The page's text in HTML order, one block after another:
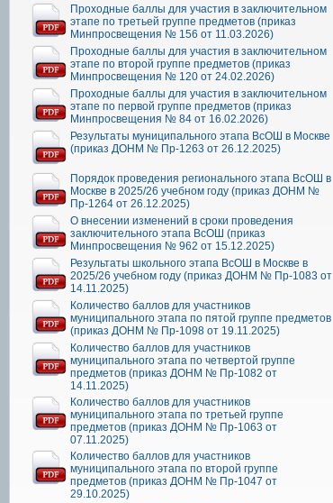
Проходные баллы для участия в заключительном
этапе по третьей группе предметов (приказ
Минпросвещения № 156 от 11.03.2026)
Проходные баллы для участия в заключительном
этапе по второй группе предметов (приказ
Минпросвещения № 120 от 24.02.2026)
Проходные баллы для участия в заключительном
этапе по первой группе предметов (приказ
Минпросвещения № 84 от 16.02.2026)
Результаты муниципального этапа ВсОШ в Москве
(приказ ДОНМ № Пр-1263 от 26.12.2025)
Порядок проведения регионального этапа ВсОШ в
Москве в 2025/26 учебном году (приказ ДОНМ №
Пр-1264 от 26.12.2025)
О внесении изменений в сроки проведения
заключительного этапа ВсОШ (приказ
Минпросвещения № 962 от 15.12.2025)
Результаты школьного этапа ВсОШ в Москве в
2025/26 учебном году (приказ ДОНМ № Пр-1083 от
14.11.2025)
Количество баллов для участников
муниципального этапа по пятой группе предметов
(приказ ДОНМ № Пр-1098 от 19.11.2025)
Количество баллов для участников
муниципального этапа по четвертой группе
предметов (приказ ДОНМ № Пр-1082 от
14.11.2025)
Количество баллов для участников
муниципального этапа по третьей группе
предметов (приказ ДОНМ № Пр-1063 от
07.11.2025)
Количество баллов для участников
муниципального этапа по второй группе
предметов (приказ ДОНМ № Пр-1047 от
29.10.2025)